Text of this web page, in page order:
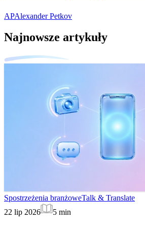
APAlexander Petkov
Najnowsze artykuły
Spostrzeżenia branżoweTalk & Translate
22 lip 2026
5 min